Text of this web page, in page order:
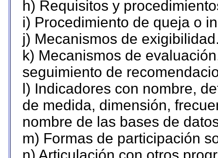
h) Requisitos y
i) Procedimiento de queja o
j) Mecanismos de
k) Mecanismos de
seguimiento de
l) Indicadores con nombre,
de medida, dimensión,
nombre de las bases de
m) Formas de participación